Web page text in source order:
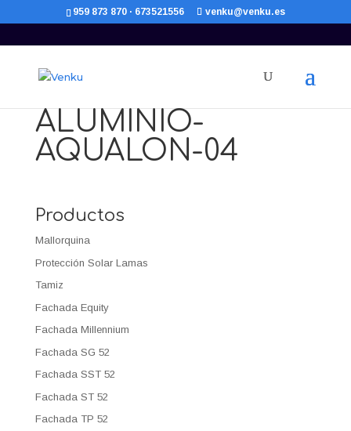
959 873 870 · 673521556 venku@venku.es
ALUMINIO-
AQUALON-04
Productos
Mallorquina
Protección Solar Lamas
Tamiz
Fachada Equity
Fachada Millennium
Fachada SG 52
Fachada SST 52
Fachada ST 52
Fachada TP 52